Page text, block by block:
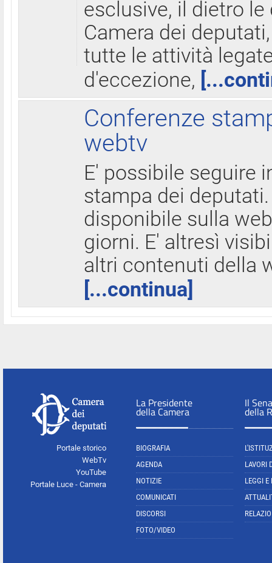
esclusive, il dietro
Camera dei
tutte le attività
d'eccezione,
Conferenze
webtv
E' possibile seguire
stampa dei
disponibile sulla
giorni. E' altresì
altri contenuti della
[...continua]
Portale storico
WebTv
YouTube
Portale Luce - Camera
La Presidente
della Camera
BIOGRAFIA
AGENDA
NOTIZIE
COMUNICATI
DISCORSI
FOTO/VIDEO
Il
della
LAVORI
LEGGI E